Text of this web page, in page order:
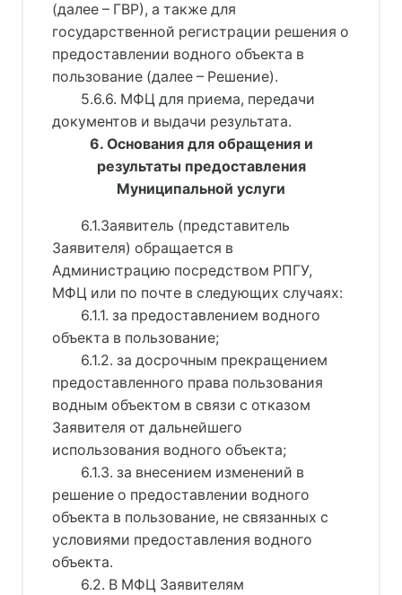
(далее – ГВР), а также для
государственной регистрации решения о
предоставлении водного объекта в
пользование (далее – Решение).
5.6.6. МФЦ для приема, передачи
документов и выдачи результата.
6. Основания для обращения и
результаты предоставления
Муниципальной услуги
6.1.Заявитель (представитель
Заявителя) обращается в
Администрацию посредством РПГУ,
МФЦ или по почте в следующих случаях:
6.1.1. за предоставлением водного
объекта в пользование;
6.1.2. за досрочным прекращением
предоставленного права пользования
водным объектом в связи с отказом
Заявителя от дальнейшего
использования водного объекта;
6.1.3. за внесением изменений в
решение о предоставлении водного
объекта в пользование, не связанных с
условиями предоставления водного
объекта.
6.2. В МФЦ Заявителям